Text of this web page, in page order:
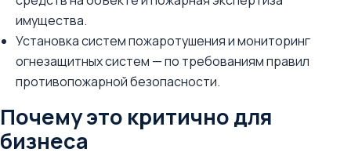
имущества.
Установка систем пожаротушения и мониторинг
огнезащитных систем — по требованиям правил
противопожарной безопасности.
Почему это критично для
бизнеса